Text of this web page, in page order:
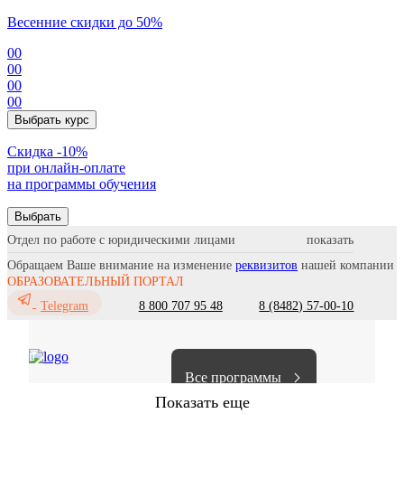
Весенние скидки до 50%
00
00
00
00
Выбрать курс
Cкидка -10%
при онлайн-оплате
на программы обучения
Выбрать
Отдел по работе с юридическими лицами
Обращаем Ваше внимание на изменение реквизитов нашей компании
ОБРАЗОВАТЕЛЬНЫЙ ПОРТАЛ
Telegram
8 800 707 95 48 8 (8482) 57-00-10
Все программы
Показать еще